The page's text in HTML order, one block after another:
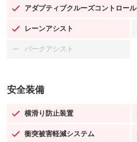
アダプティブクルーズコントロール
：装備あり
レーンアシスト
：装備あり
パークアシスト
：装備なし
安全装備
横滑り防止装置
：装備あり
衝突被害軽減システム
：装備あり